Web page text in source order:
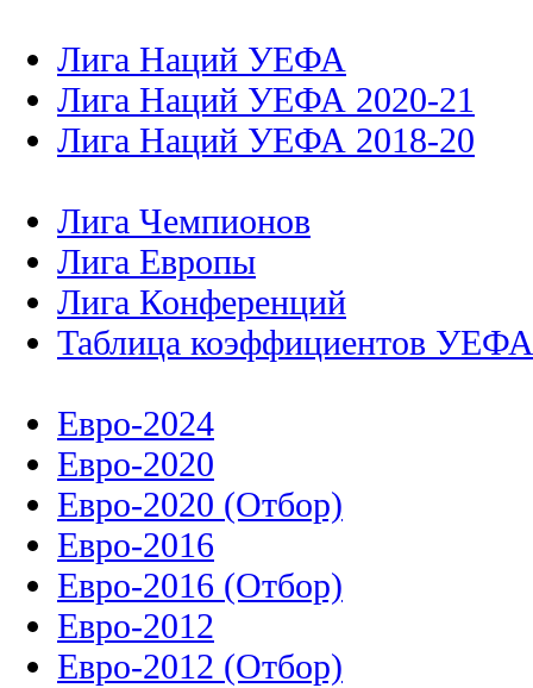
Лига Наций УЕФА
Лига Наций УЕФА 2020-21
Лига Наций УЕФА 2018-20
Лига Чемпионов
Лига Европы
Лига Конференций
Таблица коэффициентов УЕФА
Евро-2024
Евро-2020
Евро-2020 (Отбор)
Евро-2016
Евро-2016 (Отбор)
Евро-2012
Евро-2012 (Отбор)